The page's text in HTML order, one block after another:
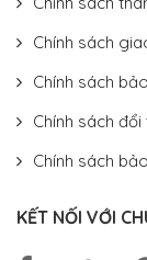
Chính sách
Chính sách
Chính sách
Chính sách
KẾT NỐI VỚI